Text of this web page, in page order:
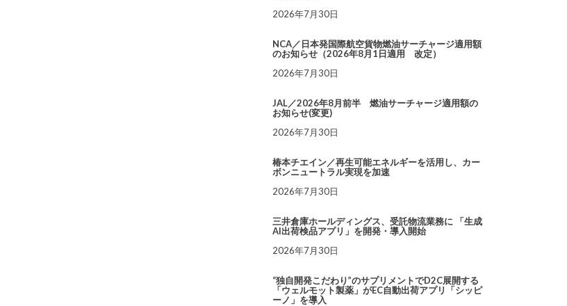
2026年7月30日
NCA／日本発国際航空貨物燃油サーチャージ適用額
のお知らせ（2026年8月1日適用 改定）
2026年7月30日
JAL／2026年8月前半 燃油サーチャージ適用額の
お知らせ(変更)
2026年7月30日
椿本チエイン／再生可能エネルギーを活用し、カー
ボンニュートラル実現を加速
2026年7月30日
三井倉庫ホールディングス、受託物流業務に 「生成
AI出荷検品アプリ」を開発・導入開始
2026年7月30日
“独自開発こだわり”のサプリメントでD2C展開する
「ウェルモット製薬」がEC自動出荷アプリ「シッピ
ーノ」を導入